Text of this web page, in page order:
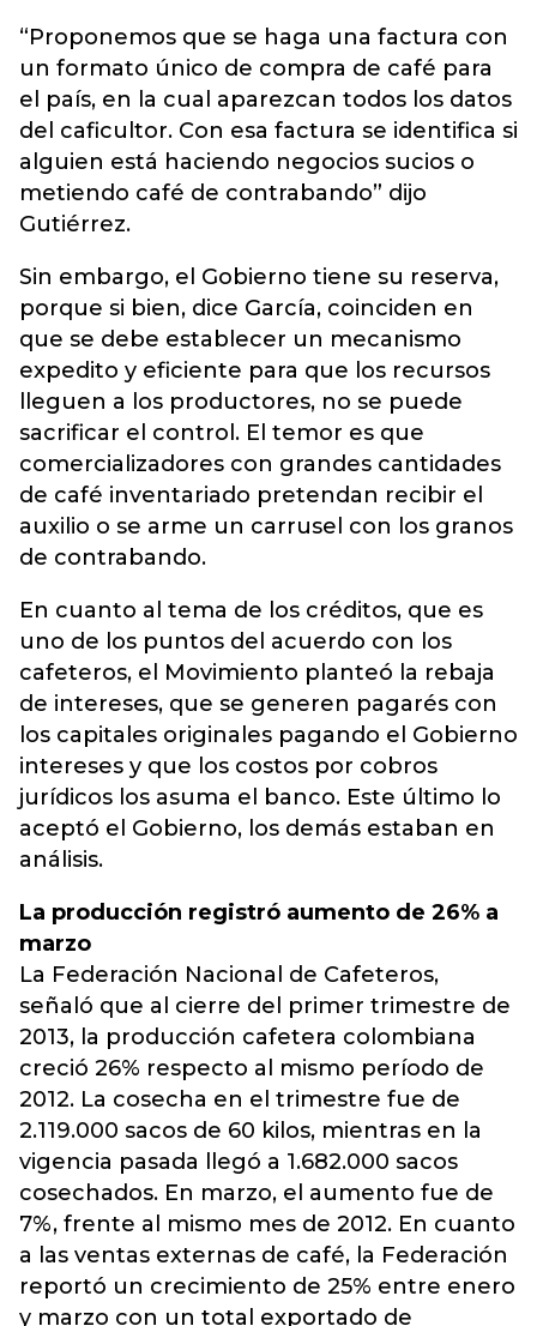
“Proponemos que se haga una factura con
un formato único de compra de café para
el país, en la cual aparezcan todos los datos
del caficultor. Con esa factura se identifica si
alguien está haciendo negocios sucios o
metiendo café de contrabando” dijo
Gutiérrez.
Sin embargo, el Gobierno tiene su reserva,
porque si bien, dice García, coinciden en
que se debe establecer un mecanismo
expedito y eficiente para que los recursos
lleguen a los productores, no se puede
sacrificar el control. El temor es que
comercializadores con grandes cantidades
de café inventariado pretendan recibir el
auxilio o se arme un carrusel con los granos
de contrabando.
En cuanto al tema de los créditos, que es
uno de los puntos del acuerdo con los
cafeteros, el Movimiento planteó la rebaja
de intereses, que se generen pagarés con
los capitales originales pagando el Gobierno
intereses y que los costos por cobros
jurídicos los asuma el banco. Este último lo
aceptó el Gobierno, los demás estaban en
análisis.
La producción registró aumento de 26% a
marzo
La Federación Nacional de Cafeteros,
señaló que al cierre del primer trimestre de
2013, la producción cafetera colombiana
creció 26% respecto al mismo período de
2012. La cosecha en el trimestre fue de
2.119.000 sacos de 60 kilos, mientras en la
vigencia pasada llegó a 1.682.000 sacos
cosechados. En marzo, el aumento fue de
7%, frente al mismo mes de 2012. En cuanto
a las ventas externas de café, la Federación
reportó un crecimiento de 25% entre enero
y marzo con un total exportado de